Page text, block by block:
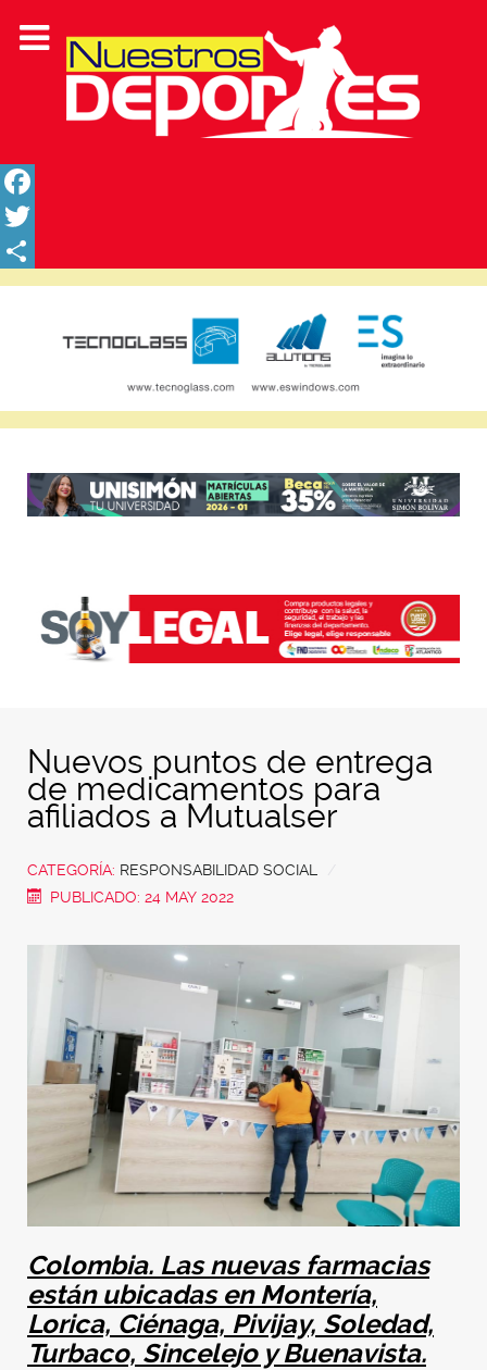
Facebook
Twitter
Share
Nuevos puntos de entrega
de medicamentos para
afiliados a Mutualser
CATEGORÍA: RESPONSABILIDAD SOCIAL
PUBLICADO: 24 MAY 2022
Colombia. Las nuevas farmacias
están ubicadas en Montería,
Lorica, Ciénaga, Pivijay, Soledad,
Turbaco, Sincelejo y Buenavista.